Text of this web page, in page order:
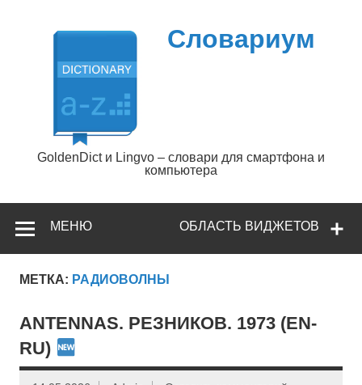
содержимому
Словариум
GoldenDict и Lingvo – словари для смартфона и
компьютера
ОБЛАСТЬ ВИДЖЕТОВ
МЕНЮ
МЕТКА: РАДИОВОЛНЫ
ANTENNAS. РЕЗНИКОВ. 1973 (EN-
RU)